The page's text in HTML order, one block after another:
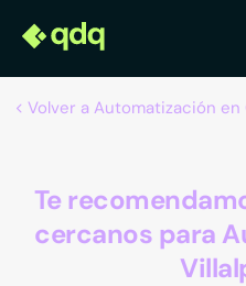
Volver a Automatización en
Te
cercanos para